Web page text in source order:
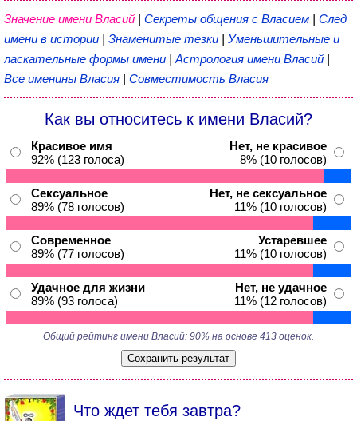
Значение имени Власий | Секреты общения с Власием | След
имени в истории | Знаменитые тезки | Уменьшительные и
ласкательные формы имени | Астрология имени Власий |
Все именины Власия | Совместимость Власия
Как вы относитесь к имени Власий?
Красивое имя
92% (123 голоса)
Нет, не красивое
8% (10 голосов)
Сексуальное
89% (78 голосов)
Нет, не сексуальное
11% (10 голосов)
Современное
89% (77 голосов)
Устаревшее
11% (10 голосов)
Удачное для жизни
89% (93 голоса)
Нет, не удачное
11% (12 голосов)
Общий рейтинг имени Власий: 90% на основе 413 оценок.
Что ждет тебя завтра?